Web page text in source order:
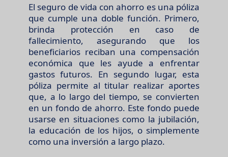
El seguro de vida con ahorro es una póliza
que cumple una doble función. Primero,
brinda protección en caso de
fallecimiento, asegurando que los
beneficiarios reciban una compensación
económica que les ayude a enfrentar
gastos futuros. En segundo lugar, esta
póliza permite al titular realizar aportes
que, a lo largo del tiempo, se convierten
en un fondo de ahorro. Este fondo puede
usarse en situaciones como la jubilación,
la educación de los hijos, o simplemente
como una inversión a largo plazo.